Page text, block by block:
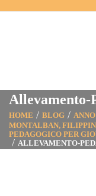
Allevamento-
HOME BLOG ANNO
MONTALBAN,
PEDAGOGICO PER
ALLEVAMENTO-